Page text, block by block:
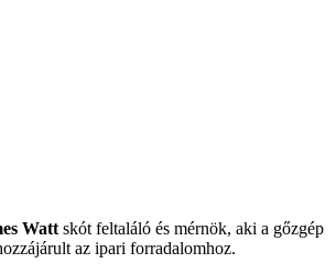
Watt skót feltaláló és mérnök, aki a gőzgép
az ipari forradalomhoz.